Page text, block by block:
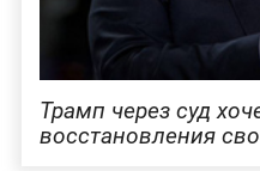
Трамп через суд
восстановления